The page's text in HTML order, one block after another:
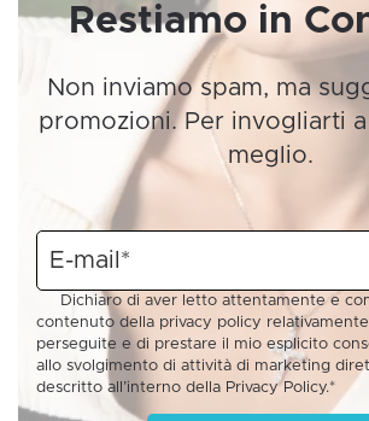
Restiamo in
Non inviamo spam, ma
promozioni. Per invogliarti
meglio.